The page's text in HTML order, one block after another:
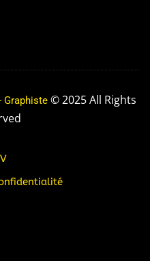
Graphiste © 2025 All Rights